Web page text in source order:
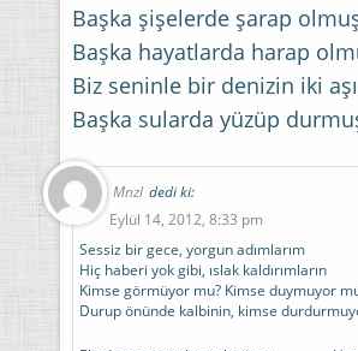
Başka şişelerde şarap
Başka hayatlarda harap
Biz seninle bir denizin iki
Başka sularda yüzüp
Mnzl dedi ki:
Eylül 14, 2012, 8:33 pm
Sessiz bir gece, yorgun adımlarım
Hiç haberi yok gibi, ıslak kaldırımların
Kimse görmüyor mu? Kimse duymuyor
Durup önünde kalbinin, kimse